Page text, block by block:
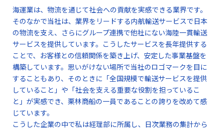
海運業は、物流を通じて社会への貢献を実感できる業界です。
そのなかで当社は、業界をリードする内航輸送サービスで日本
の物流を支え、さらにグループ連携で他社にない海陸一貫輸送
サービスを提供しています。こうしたサービスを長年提供する
ことで、お客様との信頼関係を築き上げ、安定した事業基盤を
構築しています。思いがけない場所で当社のロゴマークを目に
することもあり、そのときに「全国規模で輸送サービスを提供
していること」や「社会を支える重要な役割を担っているこ
と」が実感でき、栗林商船の一員であることの誇りを改めて感
じています。
こうした企業の中で私は経理部に所属し、日次業務の集計から